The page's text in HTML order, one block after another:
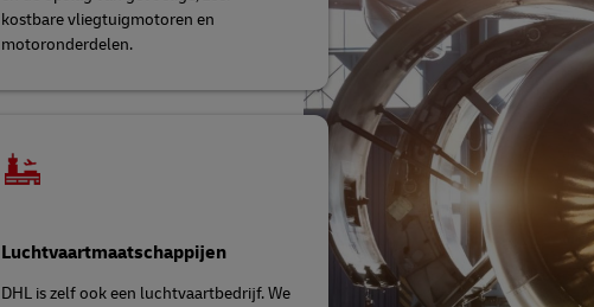
kostbare vliegtuigmotoren en
motoronderdelen.
Luchtvaartmaatschappijen
DHL is zelf ook een luchtvaartbedrijf. We